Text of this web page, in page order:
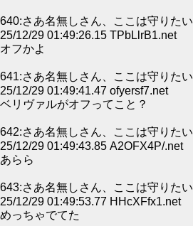
640:さあ名無しさん、ここは守りたい
25/12/29 01:49:26.15 TPbLlrB1.net
オフかよ
641:さあ名無しさん、ここは守りたい
25/12/29 01:49:41.47 ofyersf7.net
ベリヴァルがオフってこと？
642:さあ名無しさん、ここは守りたい
25/12/29 01:49:43.85 A2OFX4P/.net
あらら
643:さあ名無しさん、ここは守りたい
25/12/29 01:49:53.77 HHcXFfx1.net
めっちゃでてた